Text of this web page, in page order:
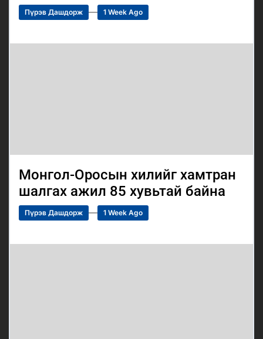
Пүрэв Дашдорж 1 Week Ago
Монгол-Оросын хилийг хамтран
шалгах ажил 85 хувьтай байна
Пүрэв Дашдорж 1 Week Ago